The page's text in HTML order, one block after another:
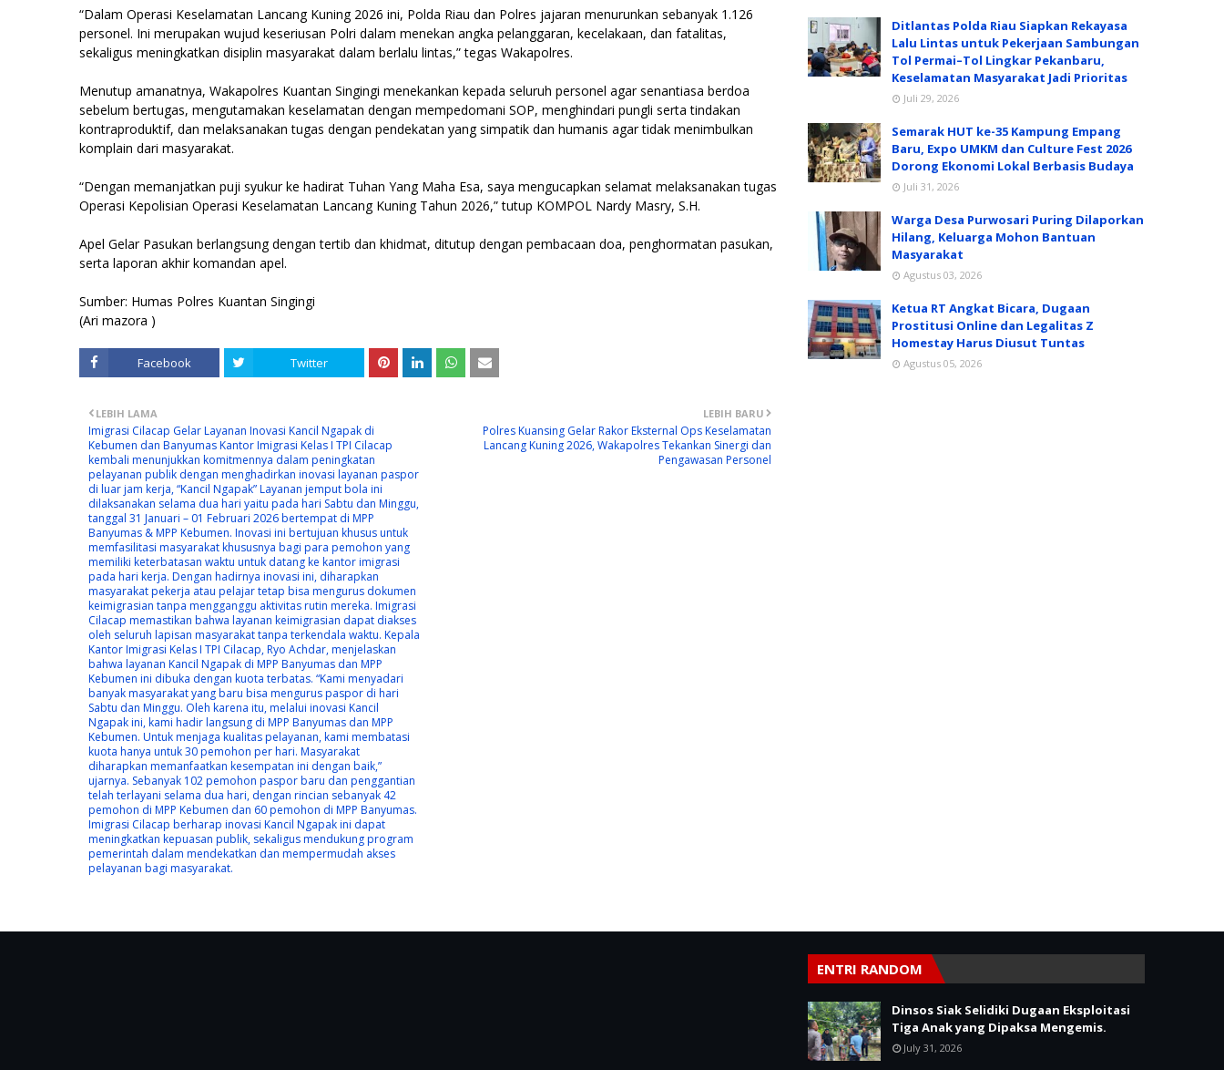
“Dalam Operasi Keselamatan Lancang Kuning 2026 ini, Polda Riau dan Polres jajaran menurunkan sebanyak 1.126
personel. Ini merupakan wujud keseriusan Polri dalam menekan angka pelanggaran, kecelakaan, dan fatalitas,
sekaligus meningkatkan disiplin masyarakat dalam berlalu lintas,” tegas Wakapolres.
Menutup amanatnya, Wakapolres Kuantan Singingi menekankan kepada seluruh personel agar senantiasa berdoa
sebelum bertugas, mengutamakan keselamatan dengan mempedomani SOP, menghindari pungli serta tindakan
kontraproduktif, dan melaksanakan tugas dengan pendekatan yang simpatik dan humanis agar tidak menimbulkan
komplain dari masyarakat.
“Dengan memanjatkan puji syukur ke hadirat Tuhan Yang Maha Esa, saya mengucapkan selamat melaksanakan tugas
Operasi Kepolisian Operasi Keselamatan Lancang Kuning Tahun 2026,” tutup KOMPOL Nardy Masry, S.H.
Apel Gelar Pasukan berlangsung dengan tertib dan khidmat, ditutup dengan pembacaan doa, penghormatan pasukan,
serta laporan akhir komandan apel.
Sumber: Humas Polres Kuantan Singingi
(Ari mazora )
Facebook Twitter
LEBIH BARU
Polres Kuansing Gelar Rakor Eksternal Ops Keselamatan
Lancang Kuning 2026, Wakapolres Tekankan Sinergi dan
Pengawasan Personel
LEBIH LAMA
Imigrasi Cilacap Gelar Layanan Inovasi Kancil Ngapak di
Kebumen dan Banyumas Kantor Imigrasi Kelas I TPI Cilacap
kembali menunjukkan komitmennya dalam peningkatan
pelayanan publik dengan menghadirkan inovasi layanan paspor
di luar jam kerja, “Kancil Ngapak” Layanan jemput bola ini
dilaksanakan selama dua hari yaitu pada hari Sabtu dan Minggu,
tanggal 31 Januari – 01 Februari 2026 bertempat di MPP
Banyumas & MPP Kebumen. Inovasi ini bertujuan khusus untuk
memfasilitasi masyarakat khususnya bagi para pemohon yang
memiliki keterbatasan waktu untuk datang ke kantor imigrasi
pada hari kerja. Dengan hadirnya inovasi ini, diharapkan
masyarakat pekerja atau pelajar tetap bisa mengurus dokumen
keimigrasian tanpa mengganggu aktivitas rutin mereka. Imigrasi
Cilacap memastikan bahwa layanan keimigrasian dapat diakses
oleh seluruh lapisan masyarakat tanpa terkendala waktu. Kepala
Kantor Imigrasi Kelas I TPI Cilacap, Ryo Achdar, menjelaskan
bahwa layanan Kancil Ngapak di MPP Banyumas dan MPP
Kebumen ini dibuka dengan kuota terbatas. “Kami menyadari
banyak masyarakat yang baru bisa mengurus paspor di hari
Sabtu dan Minggu. Oleh karena itu, melalui inovasi Kancil
Ngapak ini, kami hadir langsung di MPP Banyumas dan MPP
Kebumen. Untuk menjaga kualitas pelayanan, kami membatasi
kuota hanya untuk 30 pemohon per hari. Masyarakat
diharapkan memanfaatkan kesempatan ini dengan baik,”
ujarnya. Sebanyak 102 pemohon paspor baru dan penggantian
telah terlayani selama dua hari, dengan rincian sebanyak 42
pemohon di MPP Kebumen dan 60 pemohon di MPP Banyumas.
Imigrasi Cilacap berharap inovasi Kancil Ngapak ini dapat
meningkatkan kepuasan publik, sekaligus mendukung program
pemerintah dalam mendekatkan dan mempermudah akses
pelayanan bagi masyarakat.
Ditlantas Polda Riau Siapkan Rekayasa
Lalu Lintas untuk Pekerjaan Sambungan
Tol Permai–Tol Lingkar Pekanbaru,
Keselamatan Masyarakat Jadi Prioritas
Juli 29, 2026
Semarak HUT ke-35 Kampung Empang
Baru, Expo UMKM dan Culture Fest 2026
Dorong Ekonomi Lokal Berbasis Budaya
Juli 31, 2026
Warga Desa Purwosari Puring Dilaporkan
Hilang, Keluarga Mohon Bantuan
Masyarakat
Agustus 03, 2026
Ketua RT Angkat Bicara, Dugaan
Prostitusi Online dan Legalitas Z
Homestay Harus Diusut Tuntas
Agustus 05, 2026
ENTRI RANDOM
Dinsos Siak Selidiki Dugaan Eksploitasi
Tiga Anak yang Dipaksa Mengemis.
July 31, 2026